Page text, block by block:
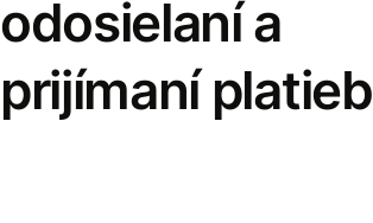
odosielaní a
prijímaní platieb